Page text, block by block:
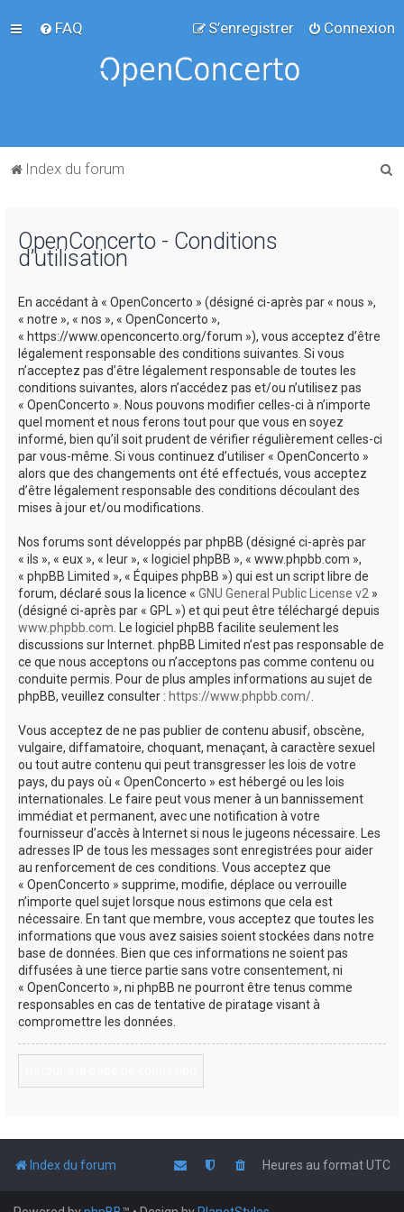
FAQ Connexion
S’enregistrer
Index du forum
OpenConcerto - Conditions
d’utilisation
En accédant à « OpenConcerto » (désigné ci-après par « nous »,
« notre », « nos », « OpenConcerto »,
« https://www.openconcerto.org/forum »), vous acceptez d’être
légalement responsable des conditions suivantes. Si vous
n’acceptez pas d’être légalement responsable de toutes les
conditions suivantes, alors n’accédez pas et/ou n’utilisez pas
« OpenConcerto ». Nous pouvons modifier celles-ci à n’importe
quel moment et nous ferons tout pour que vous en soyez
informé, bien qu’il soit prudent de vérifier régulièrement celles-ci
par vous-même. Si vous continuez d’utiliser « OpenConcerto »
alors que des changements ont été effectués, vous acceptez
d’être légalement responsable des conditions découlant des
mises à jour et/ou modifications.
Nos forums sont développés par phpBB (désigné ci-après par
« ils », « eux », « leur », « logiciel phpBB », « www.phpbb.com »,
« phpBB Limited », « Équipes phpBB ») qui est un script libre de
forum, déclaré sous la licence « GNU General Public License v2 »
(désigné ci-après par « GPL ») et qui peut être téléchargé depuis
www.phpbb.com. Le logiciel phpBB facilite seulement les
discussions sur Internet. phpBB Limited n’est pas responsable de
ce que nous acceptons ou n’acceptons pas comme contenu ou
conduite permis. Pour de plus amples informations au sujet de
phpBB, veuillez consulter : https://www.phpbb.com/.
Vous acceptez de ne pas publier de contenu abusif, obscène,
vulgaire, diffamatoire, choquant, menaçant, à caractère sexuel
ou tout autre contenu qui peut transgresser les lois de votre
pays, du pays où « OpenConcerto » est hébergé ou les lois
internationales. Le faire peut vous mener à un bannissement
immédiat et permanent, avec une notification à votre
fournisseur d’accès à Internet si nous le jugeons nécessaire. Les
adresses IP de tous les messages sont enregistrées pour aider
au renforcement de ces conditions. Vous acceptez que
« OpenConcerto » supprime, modifie, déplace ou verrouille
n’importe quel sujet lorsque nous estimons que cela est
nécessaire. En tant que membre, vous acceptez que toutes les
informations que vous avez saisies soient stockées dans notre
base de données. Bien que ces informations ne soient pas
diffusées à une tierce partie sans votre consentement, ni
« OpenConcerto », ni phpBB ne pourront être tenus comme
responsables en cas de tentative de piratage visant à
compromettre les données.
Index du forum Heures au formatUTC